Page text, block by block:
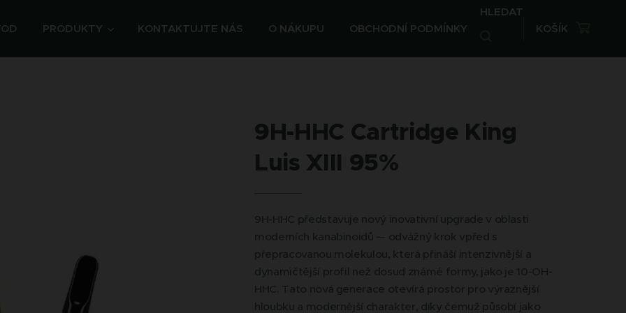
PRODUKTY KONTAKTUJTE NÁS O NÁKUPU OBCHODNÍ PODMÍNKY
HLEDAT
KOŠÍK
9H-HHC Cartridge King
Luis XIII 95%
9H-HHC představuje nový inovativní upgrade v oblasti
moderních kanabinoidů — odvážný krok vpřed s
přepracovanou molekulou, která přináší intenzivnější a
dynamičtější profil než dosud známé formy, jako je 10-OH-
HHC. Tato nová generace otevírá prostor pro výraznější
hloubku a modernější charakter, díky čemuž působí jako